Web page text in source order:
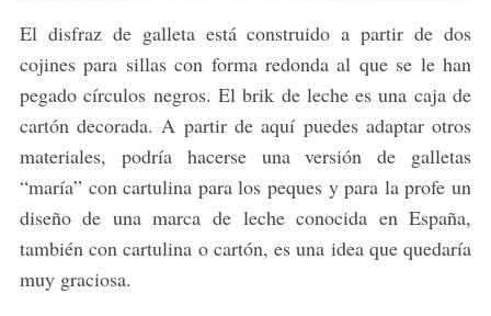
El disfraz de galleta está construido a partir de dos
cojines para sillas con forma redonda al que se le han
pegado círculos negros. El brik de leche es una caja de
cartón decorada. A partir de aquí puedes adaptar otros
materiales, podría hacerse una versión de galletas
“maría” con cartulina para los peques y para la profe un
diseño de una marca de leche conocida en España,
también con cartulina o cartón, es una idea que quedaría
muy graciosa.